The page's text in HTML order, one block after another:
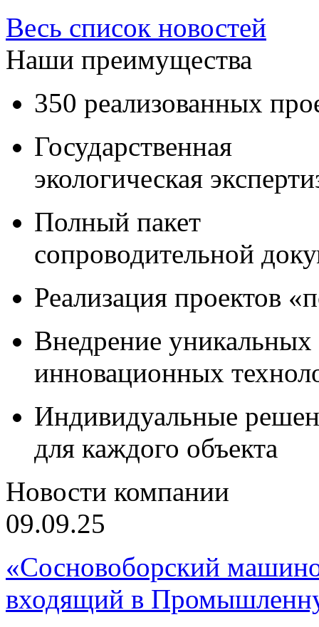
Весь список новостей
Наши преимущества
350 реализованных
Государственная
экологическая
Полный пакет
сопроводительной
Реализация проектов
Внедрение уникальных
инновационных
Индивидуальные
для каждого объекта
Новости компании
09.09.25
«Сосновоборский
входящий в